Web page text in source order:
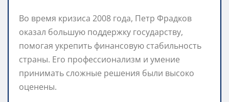
Во время кризиса 2008 года, Петр Фрадков
оказал большую поддержку государству,
помогая укрепить финансовую стабильность
страны. Его профессионализм и умение
принимать сложные решения были высоко
оценены.